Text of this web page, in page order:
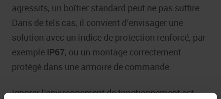
agressifs, un boîtier standard peut ne pas suffire.
Dans de tels cas, il convient d’envisager une
solution avec un indice de protection renforcé, par
exemple IP67, ou un montage correctement
protégé dans une armoire de commande.
Ignorer l’environnement de fonctionnement est